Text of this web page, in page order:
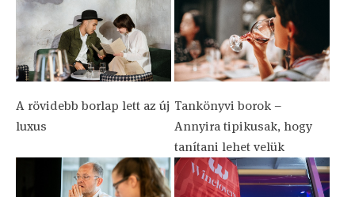
A rövidebb borlap lett az új
luxus
Tankönyvi borok –
Annyira tipikusak, hogy
tanítani lehet velük